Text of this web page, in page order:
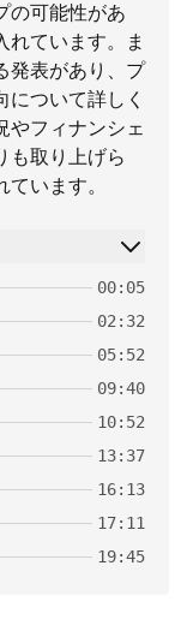
の可能性があ
れています。ま
発表があり、プ
について詳しく
やフィナンシェ
も取り上げら
います。
00:05
02:32
05:52
09:40
10:52
13:37
16:13
17:11
19:45